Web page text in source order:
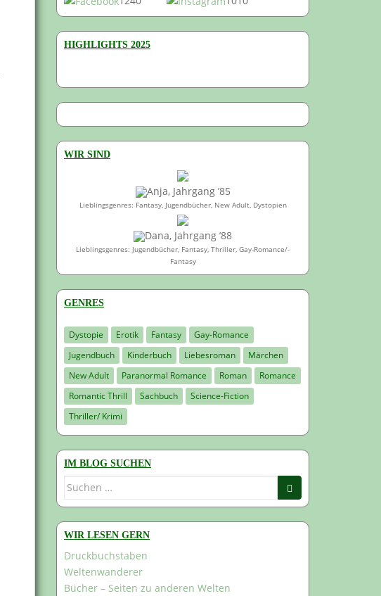
HIGHLIGHTS 2025
WIR SIND
Anja, Jahrgang ’85
Lieblingsgenres: Fantasy, Jugendbücher, New Adult, Dystopien
Dana, Jahrgang ’88
Lieblingsgenres: Jugendbücher, Fantasy, Thriller, Gay-Romance/-
Fantasy
GENRES
Dystopie Erotik Fantasy
Gay-Romance
Jugendbuch
Kinderbuch Liebesroman
Märchen
New Adult
Paranormal Romance Roman
Romance
Romantic Thrill
Sachbuch
Science-Fiction
Thriller/ Krimi
IM BLOG SUCHEN
Suchen
WIR LESEN GERN
Druckbuchstaben
Weltenwanderer
Bücher – Seiten zu anderen Welten